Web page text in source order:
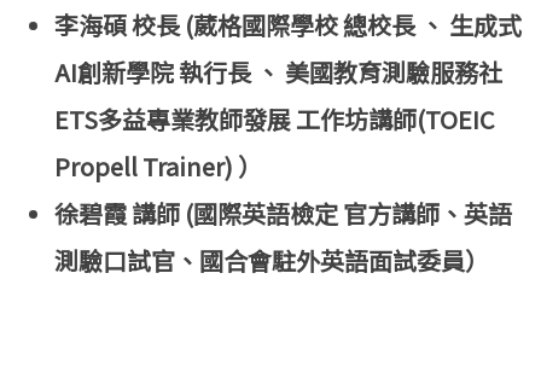
李海碩 校長 (葳格國際學校 總校長 、 生成式
AI創新學院 執行長 、 美國教育測驗服務社
ETS多益專業教師發展 工作坊講師(TOEIC
Propell Trainer) ）
徐碧霞 講師 (國際英語檢定 官方講師、英語
測驗口試官、國合會駐外英語面試委員）